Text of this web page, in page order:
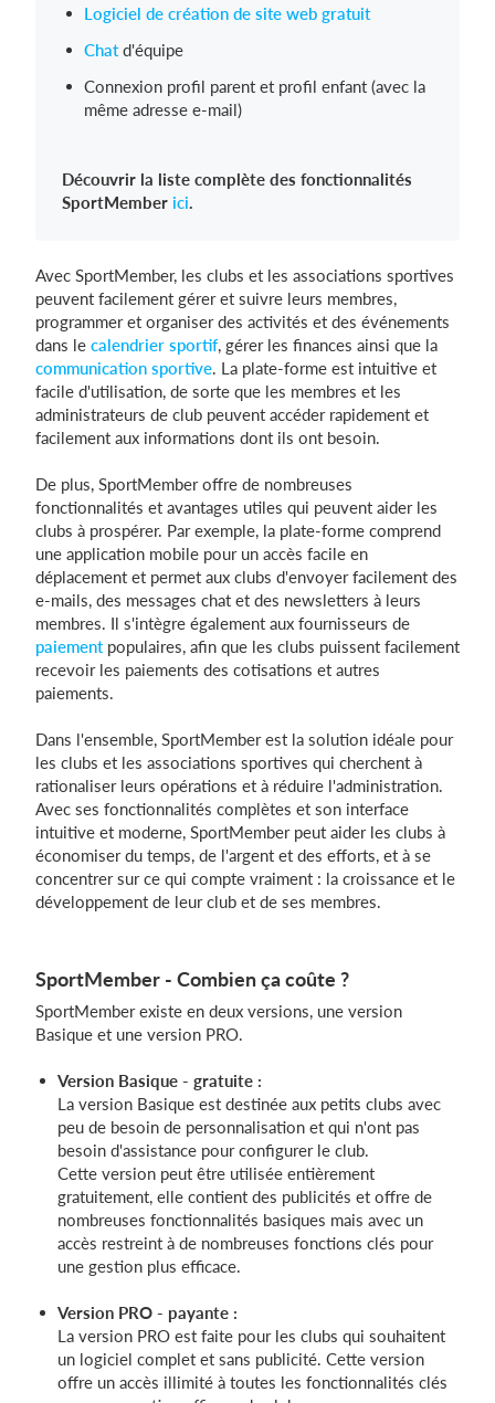
Logiciel de création de site web gratuit
Chatd'équipe
Connexion profil parent et profil enfant (avec la
même adresse e-mail)
Découvrir la liste complète des fonctionnalités
SportMember ici.
Avec SportMember, les clubs et les associations sportives
peuvent facilement gérer et suivre leurs membres,
programmer et organiser des activités et des événements
dans le calendrier sportif, gérer les finances ainsi que la
communication sportive. La plate-forme est intuitive et
facile d'utilisation, de sorte que les membres et les
administrateurs de club peuvent accéder rapidement et
facilement aux informations dont ils ont besoin.
De plus, SportMember offre de nombreuses
fonctionnalités et avantages utiles qui peuvent aider les
clubs à prospérer. Par exemple, la plate-forme comprend
une application mobile pour un accès facile en
déplacement et permet aux clubs d'envoyer facilement des
e-mails, des messages chat et des newsletters à leurs
membres. Il s'intègre également aux fournisseurs de
paiementpopulaires, afin que les clubs puissent facilement
recevoir les paiements des cotisations et autres
paiements.
Dans l'ensemble, SportMember est la solution idéale pour
les clubs et les associations sportives qui cherchent à
rationaliser leurs opérations et à réduire l'administration.
Avec ses fonctionnalités complètes et son interface
intuitive et moderne, SportMember peut aider les clubs à
économiser du temps, de l'argent et des efforts, et à se
concentrer sur ce qui compte vraiment : la croissance et le
développement de leur club et de ses membres.
SportMember - Combien ça coûte ?
SportMember existe en deux versions, une version
Basique et une version PRO.
Version Basique - gratuite :
La version Basique est destinée aux petits clubs avec
peu de besoin de personnalisation et qui n'ont pas
besoin d'assistance pour configurer le club.
Cette version peut être utilisée entièrement
gratuitement, elle contient des publicités et offre de
nombreuses fonctionnalités basiques mais avec un
accès restreint à de nombreuses fonctions clés pour
une gestion plus efficace.
Version PRO - payante :
La version PRO est faite pour les clubs qui souhaitent
un logiciel complet et sans publicité. Cette version
offre un accès illimité à toutes les fonctionnalités clés